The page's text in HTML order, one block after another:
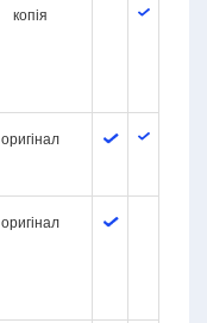
копія
оригінал
оригінал